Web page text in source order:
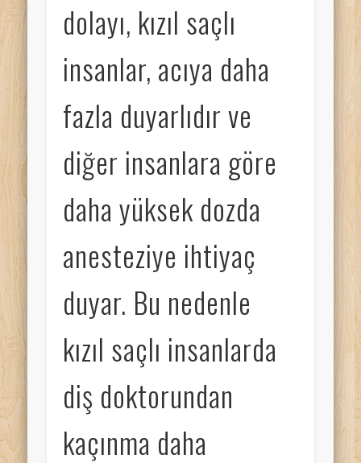
dolayı, kızıl saçlı
insanlar, acıya daha
fazla duyarlıdır ve
diğer insanlara göre
daha yüksek dozda
anesteziye ihtiyaç
duyar. Bu nedenle
kızıl saçlı insanlarda
diş doktorundan
kaçınma daha